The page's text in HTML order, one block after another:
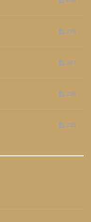
276
267
236
235